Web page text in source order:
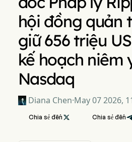
hội đồng quản
giữ 656 triệu
kế hoạch niêm
Nasdaq
Diana Chen·May 07 2026,
Chia sẻ đến  Chia sẻ đến